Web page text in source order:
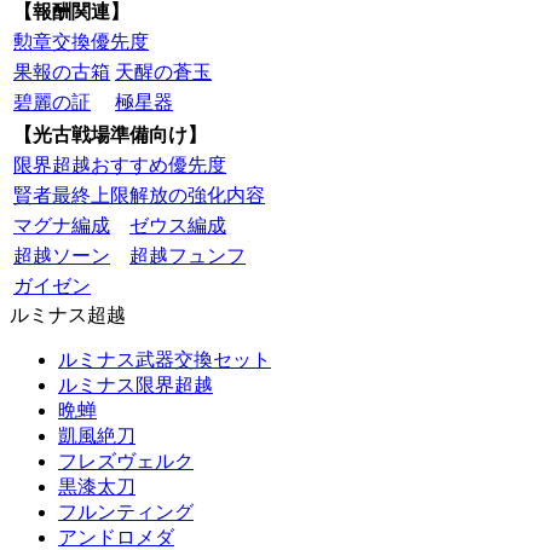
【報酬関連】
勲章交換優先度
果報の古箱 天醒の蒼玉
碧麗の証
極星器
【光古戦場準備向け】
限界超越おすすめ優先度
賢者最終上限解放の強化内容
マグナ編成
ゼウス編成
超越ソーン
超越フュンフ
ガイゼン
ルミナス超越
ルミナス武器交換セット
ルミナス限界超越
晩蝉
凱風絶刀
フレズヴェルク
黒漆太刀
フルンティング
アンドロメダ